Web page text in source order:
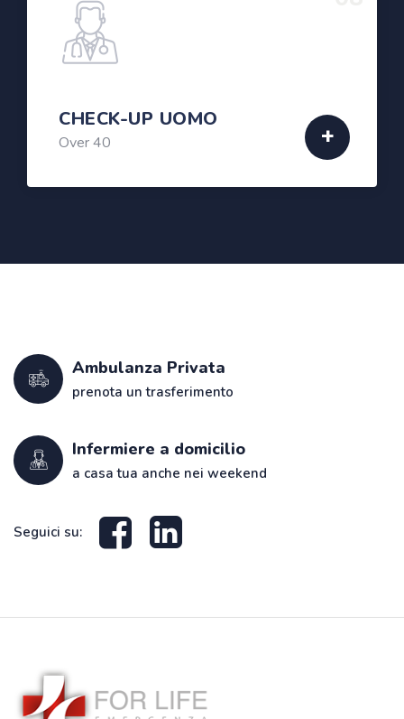
CHECK-UP UOMO
Over 40
Ambulanza Privata
prenota un trasferimento
Infermiere a domicilio
a casa tua anche nei weekend
Seguici su: